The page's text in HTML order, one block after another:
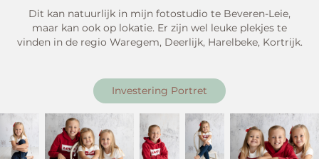
Dit kan natuurlijk in mijn fotostudio te Beveren-Leie,
maar kan ook op lokatie. Er zijn wel leuke plekjes te
vinden in de regio Waregem, Deerlijk, Harelbeke, Kortrijk.
Investering Portret